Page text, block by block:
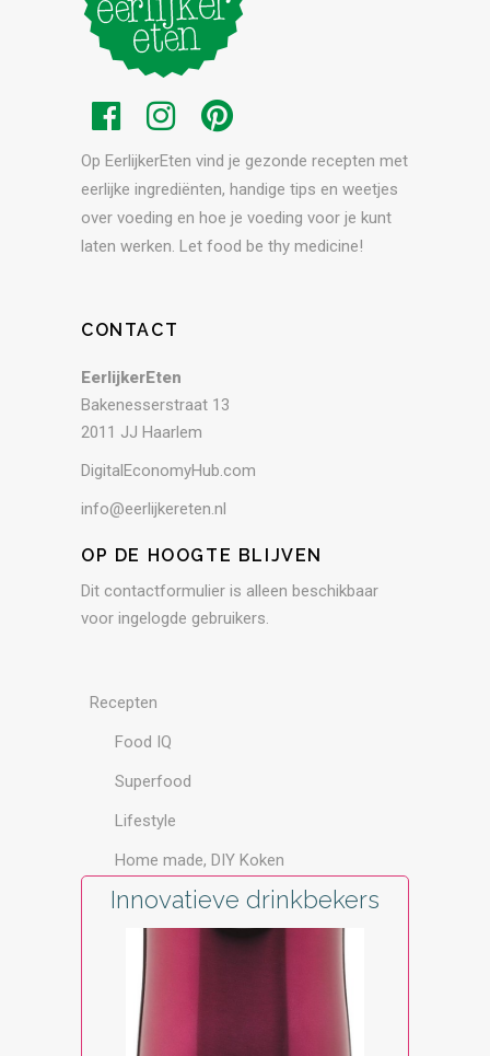
Op EerlijkerEten vind je gezonde recepten met
eerlijke ingrediënten, handige tips en weetjes
over voeding en hoe je voeding voor je kunt
laten werken. Let food be thy medicine!
CONTACT
EerlijkerEten
Bakenesserstraat 13
2011 JJ Haarlem
DigitalEconomyHub.com
info@eerlijkereten.nl
OP DE HOOGTE BLIJVEN
Dit contactformulier is alleen beschikbaar
voor ingelogde gebruikers.
Recepten
Food IQ
Superfood
Lifestyle
Home made, DIY Koken
Innovatieve drinkbekers